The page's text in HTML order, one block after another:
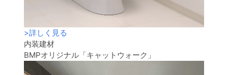
>詳しく見る
内装建材
BMPオリジナル「キャットウォーク」